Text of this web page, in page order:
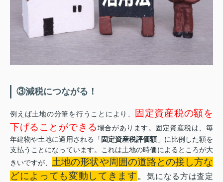
③減税につながる！
例えば土地の分筆を行うことにより、
固定資産税の額を
下げることができる場合があります。固定資産税は、毎
年建物や土地に適用される「 固定資産税評価額」に比例した額を
支払うことになっています。これは土地の時価によるところが大
きいですが、
土地の形状や周囲の道路との接し方な
どによっても変動してきます。気になる方は査定